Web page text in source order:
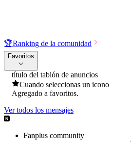
🏆Ranking de la comunidad
Favoritos
título del tablón de anuncios
Cuando seleccionas un icono
Agregado a favoritos.
Ver todos los mensajes
Fanplus community